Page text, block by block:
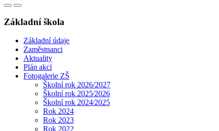
Základní škola
Základní údaje
Zaměstnanci
Aktuality
Plán akcí
Fotogalerie ZŠ
Školní rok 2026/2027
Školní rok 2025⁄2026
Školní rok 2024⁄2025
Rok 2024
Rok 2023
Rok 2022